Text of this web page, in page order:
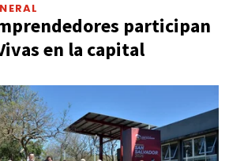
participan
en la capital